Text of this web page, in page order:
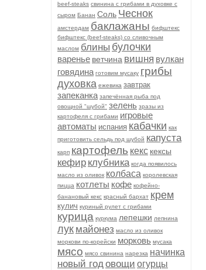
beef-stеаks cвинина с грибами в духовке с
сыром Банан Соль Чеснок
амстердам баклажаны бифштекс
бифштекс (beef-stеаks) со сливочным
маслом блины булочки
варенье ветчина вишня вулкан
говядина готовим мусаку грибы
духовка ежевика завтрак
запеканка запечённая рыба под
овощной "шубой" зелень зразы из
картофеля с грибами игровые
автоматы испания кабачки как
приготовить сельдь под шубой капуста
карп картофель кекс кексы
кефир клубника когда появилось
масло из оливок колбаса королевская
пицца котлеты кофе кофейно-
банановый кекс красный бархат крем
кулич куриный рулет с грибами
курица куркума лепешки лепнина
лук майонез масло из оливок
моркови по-корейски морковь мусака
мясо мясо свинина нарезка начинка
новый годовощи огурцы